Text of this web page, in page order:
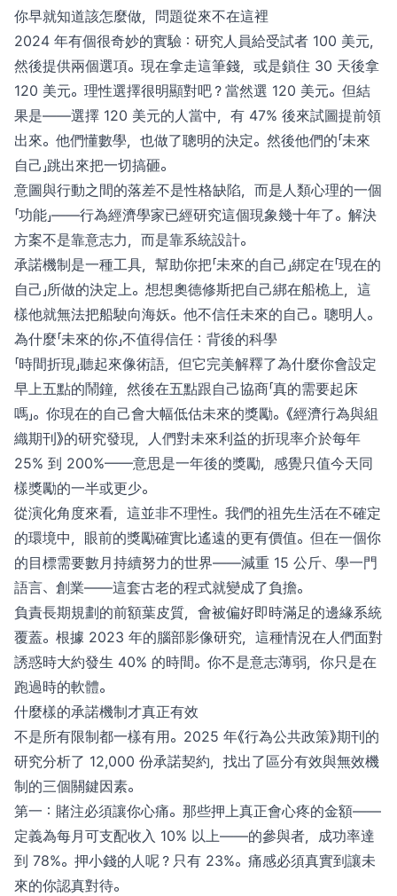
你早就知道該怎麼做，問題從來不在這裡
2024 年有個很奇妙的實驗：研究人員給受試者 100 美元，
然後提供兩個選項。現在拿走這筆錢，或是鎖住 30 天後拿
120 美元。理性選擇很明顯對吧？當然選 120 美元。但結
果是——選擇 120 美元的人當中，有 47% 後來試圖提前領
出來。他們懂數學，也做了聰明的決定。然後他們的「未來
自己」跳出來把一切搞砸。
意圖與行動之間的落差不是性格缺陷，而是人類心理的一個
「功能」——行為經濟學家已經研究這個現象幾十年了。解決
方案不是靠意志力，而是靠系統設計。
承諾機制是一種工具，幫助你把「未來的自己」綁定在「現在的
自己」所做的決定上。想想奧德修斯把自己綁在船桅上，這
樣他就無法把船駛向海妖。他不信任未來的自己。聰明人。
為什麼「未來的你」不值得信任：背後的科學
「時間折現」聽起來像術語，但它完美解釋了為什麼你會設定
早上五點的鬧鐘，然後在五點跟自己協商「真的需要起床
嗎」。你現在的自己會大幅低估未來的獎勵。《經濟行為與組
織期刊》的研究發現，人們對未來利益的折現率介於每年
25% 到 200%——意思是一年後的獎勵，感覺只值今天同
樣獎勵的一半或更少。
從演化角度來看，這並非不理性。我們的祖先生活在不確定
的環境中，眼前的獎勵確實比遙遠的更有價值。但在一個你
的目標需要數月持續努力的世界——減重 15 公斤、學一門
語言、創業——這套古老的程式就變成了負擔。
負責長期規劃的前額葉皮質，會被偏好即時滿足的邊緣系統
覆蓋。根據 2023 年的腦部影像研究，這種情況在人們面對
誘惑時大約發生 40% 的時間。你不是意志薄弱，你只是在
跑過時的軟體。
什麼樣的承諾機制才真正有效
不是所有限制都一樣有用。2025 年《行為公共政策》期刊的
研究分析了 12,000 份承諾契約，找出了區分有效與無效機
制的三個關鍵因素。
第一：賭注必須讓你心痛。那些押上真正會心疼的金額——
定義為每月可支配收入 10% 以上——的參與者，成功率達
到 78%。押小錢的人呢？只有 23%。痛感必須真實到讓未
來的你認真對待。